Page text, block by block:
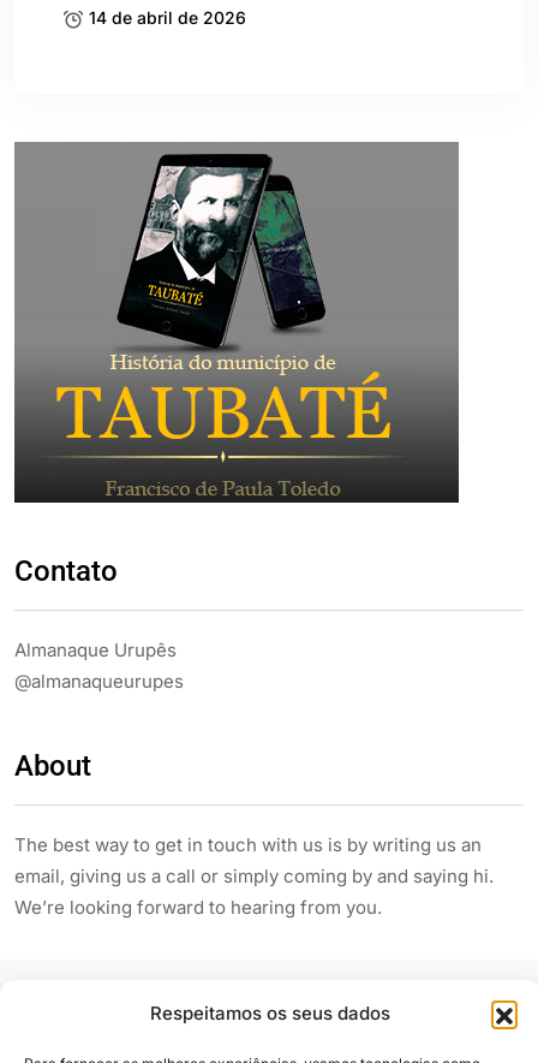
Respeitamos os seus dados
14 de abril de 2026
Contato
Almanaque Urupês
@almanaqueurupes
About
The best way to get in touch with us is by writing us an
email, giving us a call or simply coming by and saying hi.
We’re looking forward to hearing from you.